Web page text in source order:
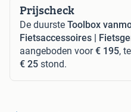
Prijscheck
De duurste Toolbox
Fietsaccessoires |
aangeboden voor€ 195,
€ 25 stond.